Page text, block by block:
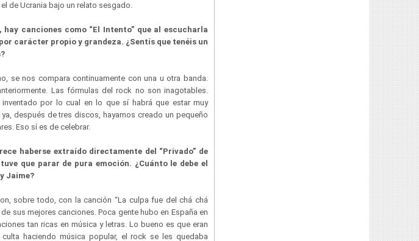
de Ucrania bajo un relato sesgado.
canciones como “El Intento” que al escucharla
carácter propio y grandeza. ¿Sentís que tenéis un
se nos compara continuamente con una u otra banda.
Las fórmulas del rock no son inagotables.
por lo cual en lo que sí habrá que estar muy
después de tres discos, hayamos creado un pequeño
Eso sí es de celebrar.
haberse extraído directamente del “Privado” de
que parar de pura emoción. ¿Cuánto le debe el
Jaime?
sobre todo, con la canción “La culpa fue del chá chá
sus mejores canciones. Poca gente hubo en España en
tan ricas en música y letras. Lo bueno es que eran
haciendo música popular, el rock se les quedaba